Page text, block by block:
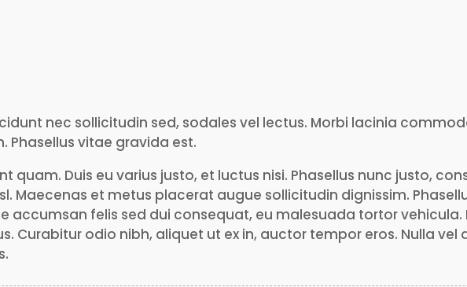
nec sollicitudin sed, sodales vel lectus. Morbi lacinia
Phasellus vitae gravida est.
quam. Duis eu varius justo, et luctus nisi. Phasellus nunc justo,
Maecenas et metus placerat augue sollicitudin dignissim.
accumsan felis sed dui consequat, eu malesuada tortor
Curabitur odio nibh, aliquet ut ex in, auctor tempor eros. Nulla vel